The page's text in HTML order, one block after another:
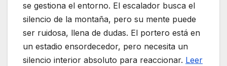
se gestiona el entorno. El escalador busca el
silencio de la montaña, pero su mente puede
ser ruidosa, llena de dudas. El portero está en
un estadio ensordecedor, pero necesita un
silencio interior absoluto para reaccionar. Leer